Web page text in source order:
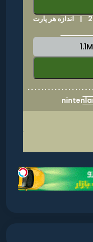
| اندازه هر پارت